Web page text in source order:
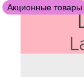
Акционные товары